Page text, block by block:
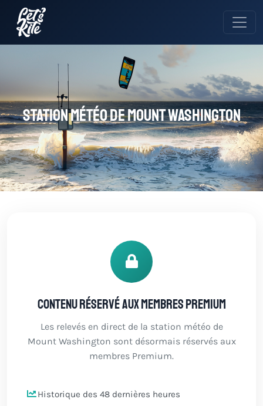
Station météo de Mount Washington
Contenu réservé aux membres Premium
Les relevés en direct de la station météo de
Mount Washington sont désormais réservés aux
membres Premium.
Historique des 48 dernières heures